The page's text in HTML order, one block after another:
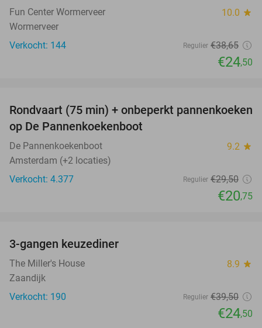
Fun Center Wormerveer 10.0 star
Wormerveer
Verkocht: 144
Regulier €38,65
€24,50
30%
Rondvaart (75 min) + onbeperkt pannenkoeken
op De Pannenkoekenboot
De Pannenkoekenboot 9.2 star
Amsterdam (+2 locaties)
Verkocht: 4.377
Regulier €29,50
€20,75
3-gangen keuzediner
The Miller's House 8.9 star
Zaandijk
Verkocht: 190
Regulier €39,50
€24,50